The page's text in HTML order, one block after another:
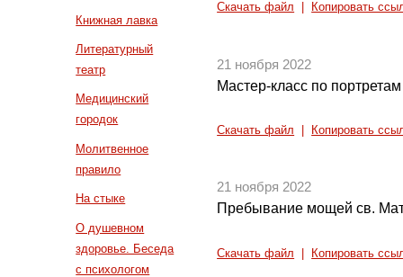
Книжная лавка
Литературный
театр
Медицинский
городок
Молитвенное
правило
На стыке
О душевном
здоровье. Беседа
с психологом
Скачать файл Копировать
21 ноября 2022
Мастер-класс по
Скачать файл Копировать
21 ноября 2022
Пребывание мощей св.
Скачать файл Копировать